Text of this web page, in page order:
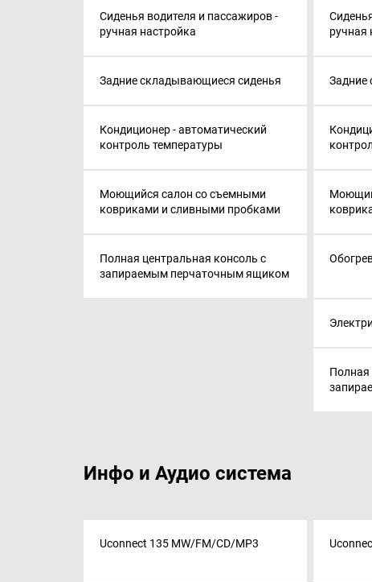
Сиденья водителя и пассажиров -
ручная настройка
ручная
Задние складывающиеся сиденья Задние
Кондиционер - автоматический
контроль температуры
Моющийся салон со съемными
ковриками и сливными пробками
Полная центральная консоль с
запираемым перчаточным ящиком
Полная
Инфо и Аудио система
Uconnect 135 MW/FM/CD/MP3